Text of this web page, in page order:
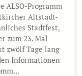
ALSO-Programm
Altstadt-
Stadtfest,
zum 23. Mal
zwölf Tage lang
Informationen